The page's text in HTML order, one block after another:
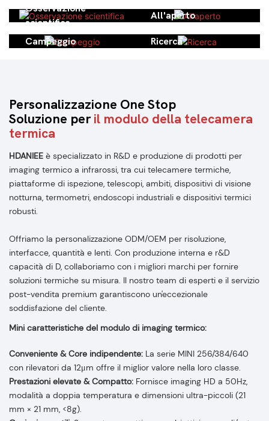
Osservazione
scientifica
All'aperto
Campeggio Ricerca
Personalizzazione One Stop
Soluzione per il modulo della telecamera
termica
HDANIEE è specializzato in R&D e produzione di prodotti per
imaging termico a infrarossi, tra cui telecamere termiche,
piattaforme di ispezione, telescopi, ambiti, dispositivi di visione
notturna, termometri, endoscopi industriali e dispositivi termici
robusti.
Offriamo la personalizzazione ODM/OEM per risoluzione,
interfacce, quantità e lenti. Con produzione interna e r&D
capacità di D, collaboriamo con i migliori marchi per fornire
soluzioni termiche su misura. Il nostro team di esperti e il servizio
post-vendita premium garantiscono un'eccezionale
soddisfazione del cliente.
Mini caratteristiche del modulo di imaging termico:
Conveniente & Core indipendente: La serie MINI 256/384/640
con rilevatori da 12μm offre il miglior valore nella loro classe.
Prestazioni elevate & Compatto: Fornisce imaging HD a 50Hz,
modalità a doppia temperatura e dimensioni ultra-piccoli (21
mm × 21 mm, <8g).